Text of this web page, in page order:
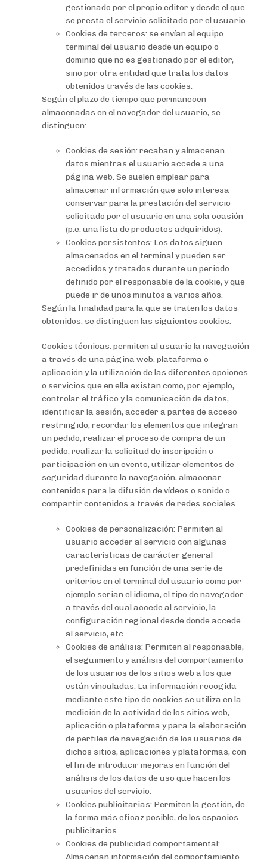
gestionado por el propio editor y desde el que
se presta el servicio solicitado por el usuario.
Cookies de terceros: se envían al equipo
terminal del usuario desde un equipo o
dominio que no es gestionado por el editor,
sino por otra entidad que trata los datos
obtenidos través de las cookies.
Según el plazo de tiempo que permanecen
almacenadas en el navegador del usuario, se
distinguen:
Cookies de sesión: recaban y almacenan
datos mientras el usuario accede a una
página web. Se suelen emplear para
almacenar información que solo interesa
conservar para la prestación del servicio
solicitado por el usuario en una sola ocasión
(p.e. una lista de productos adquiridos).
Cookies persistentes: Los datos siguen
almacenados en el terminal y pueden ser
accedidos y tratados durante un periodo
definido por el responsable de la cookie, y que
puede ir de unos minutos a varios años.
Según la finalidad para la que se traten los datos
obtenidos, se distinguen las siguientes cookies:
Cookies técnicas: permiten al usuario la navegación
a través de una página web, plataforma o
aplicación y la utilización de las diferentes opciones
o servicios que en ella existan como, por ejemplo,
controlar el tráfico y la comunicación de datos,
identificar la sesión, acceder a partes de acceso
restringido, recordar los elementos que integran
un pedido, realizar el proceso de compra de un
pedido, realizar la solicitud de inscripción o
participación en un evento, utilizar elementos de
seguridad durante la navegación, almacenar
contenidos para la difusión de vídeos o sonido o
compartir contenidos a través de redes sociales.
Cookies de personalización: Permiten al
usuario acceder al servicio con algunas
características de carácter general
predefinidas en función de una serie de
criterios en el terminal del usuario como por
ejemplo serian el idioma, el tipo de navegador
a través del cual accede al servicio, la
configuración regional desde donde accede
al servicio, etc.
Cookies de análisis: Permiten al responsable,
el seguimiento y análisis del comportamiento
de los usuarios de los sitios web a los que
están vinculadas. La información recogida
mediante este tipo de cookies se utiliza en la
medición de la actividad de los sitios web,
aplicación o plataforma y para la elaboración
de perfiles de navegación de los usuarios de
dichos sitios, aplicaciones y plataformas, con
el fin de introducir mejoras en función del
análisis de los datos de uso que hacen los
usuarios del servicio.
Cookies publicitarias: Permiten la gestión, de
la forma más eficaz posible, de los espacios
publicitarios.
Cookies de publicidad comportamental:
Almacenan información del comportamiento